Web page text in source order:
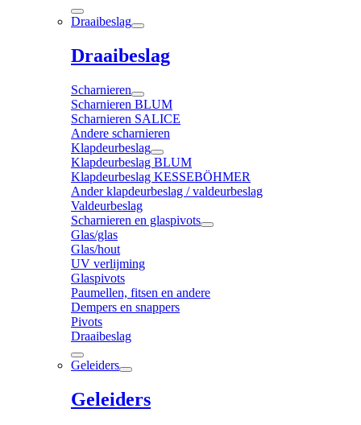
Draaibeslag
Draaibeslag
Scharnieren
Scharnieren BLUM
Scharnieren SALICE
Andere scharnieren
Klapdeurbeslag
Klapdeurbeslag BLUM
Klapdeurbeslag KESSEBÖHMER
Ander klapdeurbeslag / valdeurbeslag
Valdeurbeslag
Scharnieren en glaspivots
Glas/glas
Glas/hout
UV verlijming
Glaspivots
Paumellen, fitsen en andere
Dempers en snappers
Pivots
Draaibeslag
Geleiders
Geleiders